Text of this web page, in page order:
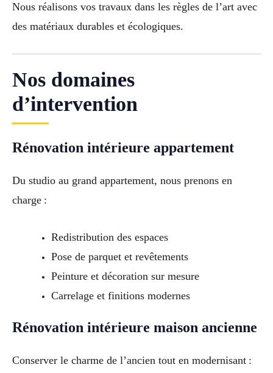
Nous réalisons vos travaux dans les règles de l’art avec
des matériaux durables et écologiques.
Nos domaines
d’intervention
Rénovation intérieure appartement
Du studio au grand appartement, nous prenons en
charge :
Redistribution des espaces
Pose de parquet et revêtements
Peinture et décoration sur mesure
Carrelage et finitions modernes
Rénovation intérieure maison ancienne
Conserver le charme de l’ancien tout en modernisant :